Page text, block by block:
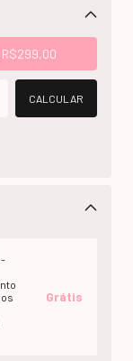
R$299,00
CALCULAR
-
Grátis